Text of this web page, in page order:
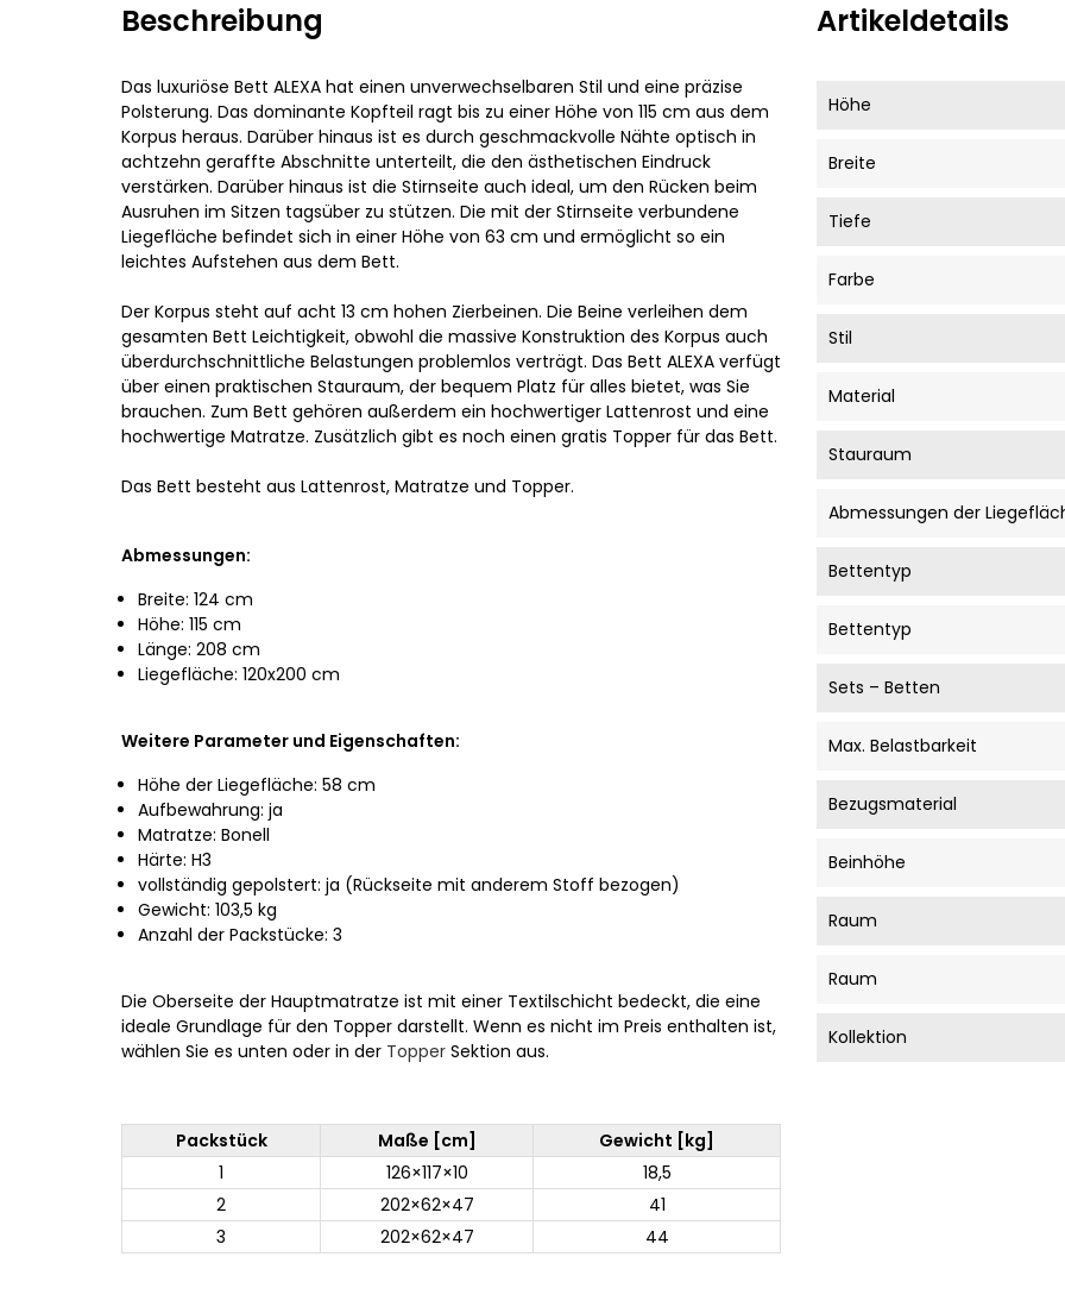
Beschreibung
Das luxuriöse Bett ALEXA hat einen unverwechselbaren Stil und eine präzise
Polsterung. Das dominante Kopfteil ragt bis zu einer Höhe von 115 cm aus dem
Korpus heraus. Darüber hinaus ist es durch geschmackvolle Nähte optisch in
achtzehn geraffte Abschnitte unterteilt, die den ästhetischen Eindruck
verstärken. Darüber hinaus ist die Stirnseite auch ideal, um den Rücken beim
Ausruhen im Sitzen tagsüber zu stützen. Die mit der Stirnseite verbundene
Liegefläche befindet sich in einer Höhe von 63 cm und ermöglicht so ein
leichtes Aufstehen aus dem Bett.
Der Korpus steht auf acht 13 cm hohen Zierbeinen. Die Beine verleihen dem
gesamten Bett Leichtigkeit, obwohl die massive Konstruktion des Korpus auch
überdurchschnittliche Belastungen problemlos verträgt. Das Bett ALEXA verfügt
über einen praktischen Stauraum, der bequem Platz für alles bietet, was Sie
brauchen. Zum Bett gehören außerdem ein hochwertiger Lattenrost und eine
hochwertige Matratze. Zusätzlich gibt es noch einen gratis Topper für das Bett.
Das Bett besteht aus Lattenrost, Matratze und Topper.
Abmessungen:
Breite: 124 cm
Höhe: 115 cm
Länge: 208 cm
Liegefläche: 120x200 cm
Weitere Parameter und Eigenschaften:
Höhe der Liegefläche: 58 cm
Aufbewahrung: ja
Matratze: Bonell
Härte: H3
vollständig gepolstert: ja (Rückseite mit anderem Stoff bezogen)
Gewicht: 103,5 kg
Anzahl der Packstücke: 3
Die Oberseite der Hauptmatratze ist mit einer Textilschicht bedeckt, die eine
ideale Grundlage für den Topper darstellt. Wenn es nicht im Preis enthalten ist,
wählen Sie es unten oder in der Topper Sektion aus.
Packstück Maße [cm]
Gewicht [kg]
1
126×117×10
18,5
2
202×62×47
41
3
202×62×47 44
Artikeldetails
Höhe
Breite
Tiefe
Farbe
Stil
Material
Stauraum
Abmessungen der
Bettentyp
Bettentyp
Sets – Betten
Max. Belastbarkeit
Bezugsmaterial
Beinhöhe
Raum
Raum
Kollektion